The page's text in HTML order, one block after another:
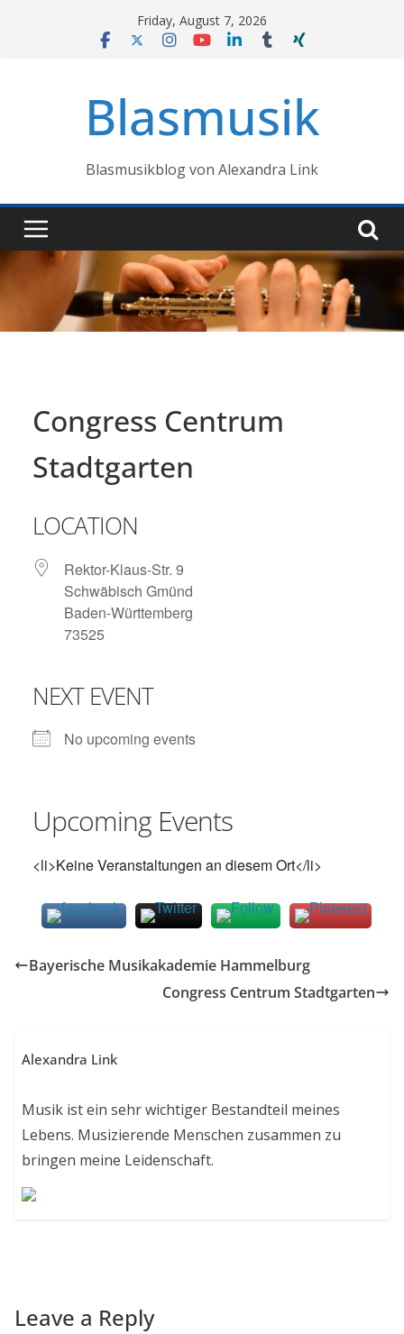
Friday, August 7, 2026
Blasmusik
Blasmusikblog von Alexandra Link
Congress Centrum
Stadtgarten
LOCATION
Rektor-Klaus-Str. 9
Schwäbisch Gmünd
Baden-Württemberg
73525
NEXT EVENT
No upcoming events
Upcoming Events
<li>Keine Veranstaltungen an diesem Ort</li>
Bayerische Musikakademie Hammelburg
Congress Centrum Stadtgarten
Alexandra Link
Musik ist ein sehr wichtiger Bestandteil meines
Lebens. Musizierende Menschen zusammen zu
bringen meine Leidenschaft.
Leave a Reply